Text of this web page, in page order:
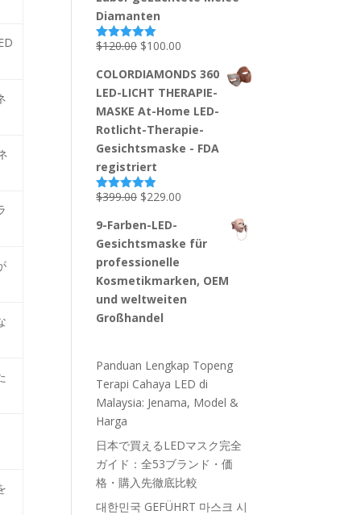
Diamanten
Bewertet
von 5
$120.00 Ursprünglicher
war:
$120.00
$100.00
ist:
$100.00.
COLORDIAMONDS 360
LED-LICHT THERAPIE-
MASKE At-Home LED-
Rotlicht-Therapie-
Gesichtsmaske - FDA
registriert
Bewertet
von 5
$399.00 Ursprünglicher
war:
$399.00
$229.00
$229.00.
9-Farben-LED-
Gesichtsmaske für
professionelle
Kosmetikmarken, OEM
und weltweiten
Großhandel
Panduan Lengkap Topeng
Terapi Cahaya LED di
Malaysia: Jenama, Model &
Harga
日本で買えるLEDマスク完全
ガイド：全53ブランド・価
格・購入先徹底比較
대한민국 GEFÜHRT 마스크 시